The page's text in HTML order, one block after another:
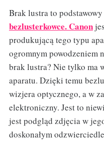
Brak lustra to
bezlusterkowce. Canon
produkującą tego typu
ogromnym powodzeniem
brak lustra? Nie tylko ma
aparatu. Dzięki temu
wizjera optycznego, a w
elektroniczny. Jest to
jest podgląd zdjęcia w
doskonałym